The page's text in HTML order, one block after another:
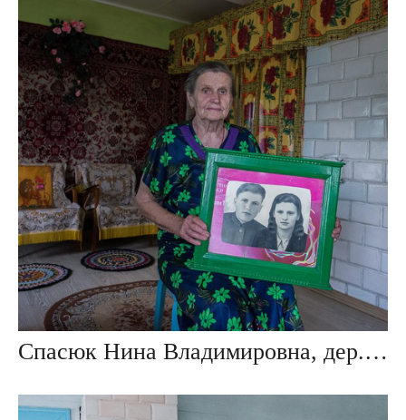
Спасюк Нина Владимировна, дер. Ивезь, Беларусь